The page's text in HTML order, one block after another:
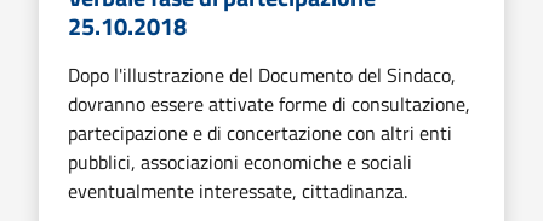
25.10.2018
Dopo l'illustrazione del Documento del Sindaco,
dovranno essere attivate forme di consultazione,
partecipazione e di concertazione con altri enti
pubblici, associazioni economiche e sociali
eventualmente interessate, cittadinanza.